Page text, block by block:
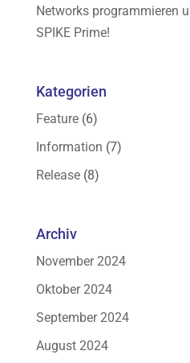
Networks programmieren
SPIKE Prime!
Kategorien
Feature(6)
Information (7)
Release(8)
Archiv
November 2024
Oktober 2024
September 2024
August 2024